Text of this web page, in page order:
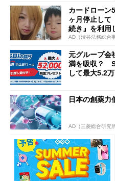
カードローン
ヶ月停止して
続き』を利用
AD（渋谷法務総合
元グループ会
満を吸収？
して最大5.2
日本の創薬力
AD（三菱総合研究所